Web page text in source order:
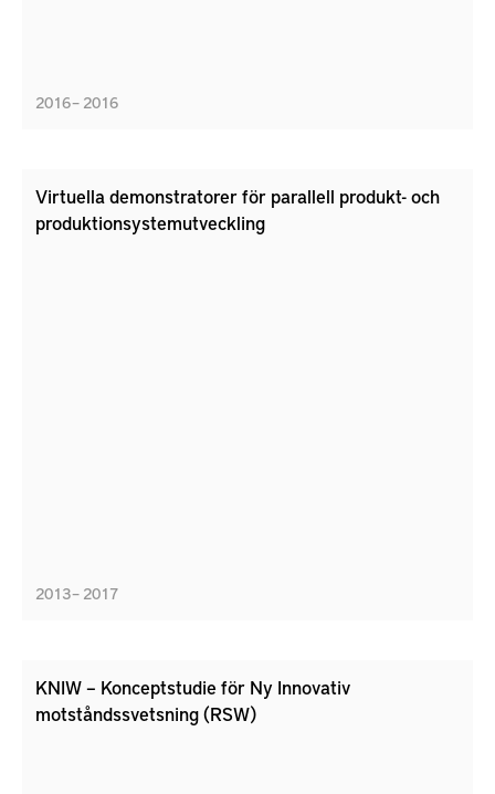
2016 – 2016
Virtuella demonstratorer för parallell produkt- och
produktionsystemutveckling
2013 – 2017
KNIW – Konceptstudie för Ny Innovativ
motståndssvetsning (RSW)